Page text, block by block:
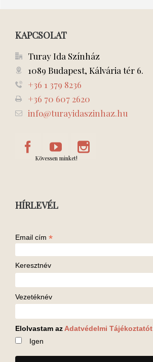
KAPCSOLAT
Turay Ida Színház
1089 Budapest, Kálvária tér 6.
+36 1 379 8236
+36 70 607 2620
info@turayidaszinhaz.hu
Kövessen minket!
HÍRLEVÉL
Email cím *
Keresztnév
Vezetéknév
Elolvastam azAdatvédelmi Tájékoztatót
Igen